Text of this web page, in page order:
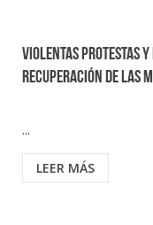
Violentas protestas
recuperación de las
...
LEER MÁS